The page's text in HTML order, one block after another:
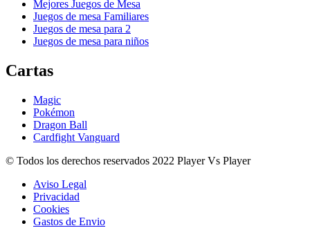
Mejores Juegos de Mesa
Juegos de mesa Familiares
Juegos de mesa para 2
Juegos de mesa para niños
Cartas
Magic
Pokémon
Dragon Ball
Cardfight Vanguard
© Todos los derechos reservados 2022 Player Vs Player
Aviso Legal
Privacidad
Cookies
Gastos de Envio